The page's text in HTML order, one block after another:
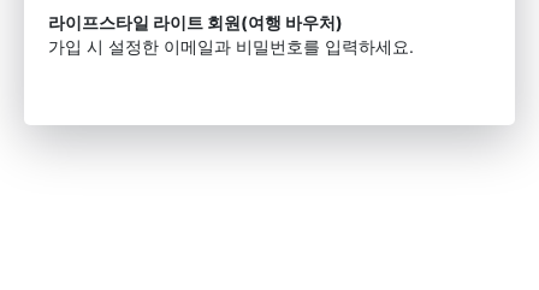
라이프스타일 라이트 회원(여행 바우처)
가입 시 설정한 이메일과 비밀번호를 입력하세요.